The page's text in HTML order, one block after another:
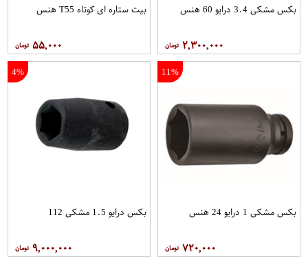
بکس مشکی 3.4 درایو 60 هنس
۲,۳۰۰,۰۰۰
بیت ستاره ای کوتاه T55 هنس
۵۵,۰۰۰
11%
بکس مشکی 1 درایو 24 هنس
۷۲۰,۰۰۰
4%
بکس درایو 1.5 مشکی 112
۹,۰۰۰,۰۰۰